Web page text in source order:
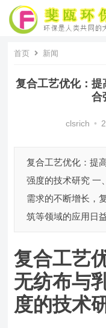
首页 新闻
复合工艺优化：
合
clsrich •
复合工艺优化：提
强度的技术研究 一
需求的不断增长，
筑等领域的应用日
复合工艺
无纺布与
度的技术